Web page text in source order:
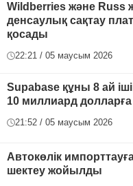
Wildberries және Russ
денсаулық сақтау
қосады
22:21 / 05 маусым 2026
Supabase құны 8 ай
10 миллиард долларға
21:52 / 05 маусым 2026
Автокөлік
шектеу жойылды